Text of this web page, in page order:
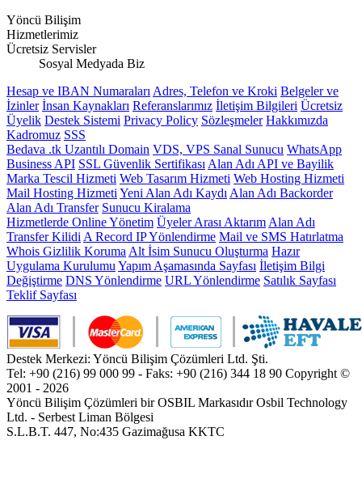
Yöncü Bilişim
Hizmetlerimiz
Ücretsiz Servisler
Sosyal Medyada Biz
Hesap ve IBAN Numaraları Adres, Telefon ve Kroki Belgeler ve
İzinler İnsan Kaynakları Referanslarımız İletişim Bilgileri Ücretsiz
Üyelik Destek Sistemi Privacy Policy Sözleşmeler Hakkımızda
Kadromuz SSS
Bedava .tk Uzantılı Domain VDS, VPS Sanal Sunucu WhatsApp
Business API SSL Güvenlik Sertifikası Alan Adı API ve Bayilik
Marka Tescil Hizmeti Web Tasarım Hizmeti Web Hosting Hizmeti
Mail Hosting Hizmeti Yeni Alan Adı Kaydı Alan Adı Backorder
Alan Adı Transfer Sunucu Kiralama
Hizmetlerde Online Yönetim Üyeler Arası Aktarım Alan Adı
Transfer Kilidi A Record IP Yönlendirme Mail ve SMS Hatırlatma
Whois Gizlilik Koruma Alt İsim Sunucu Oluşturma Hazır
Uygulama Kurulumu Yapım Aşamasında Sayfası İletişim Bilgi
Değiştirme DNS Yönlendirme URL Yönlendirme Satılık Sayfası
Teklif Sayfası
Destek Merkezi: Yöncü Bilişim Çözümleri Ltd. Şti.
Tel: +90 (216) 99 000 99 - Faks: +90 (216) 344 18 90 Copyright ©
2001 - 2026
Yöncü Bilişim Çözümleri bir OSBIL Markasıdır Osbil Technology
Ltd. - Serbest Liman Bölgesi
S.L.B.T. 447, No:435 Gazimağusa KKTC